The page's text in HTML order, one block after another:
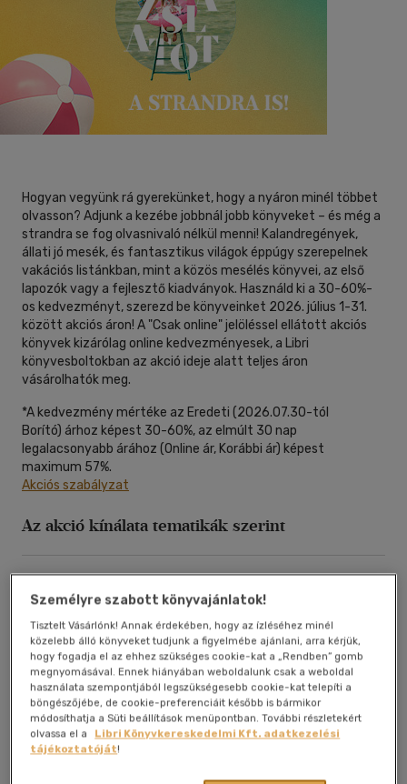
Hogyan vegyünk rá gyerekünket, hogy a nyáron minél többet
olvasson? Adjunk a kezébe jobbnál jobb könyveket – és még a
strandra se fog olvasnivaló nélkül menni! Kalandregények,
állati jó mesék, és fantasztikus világok éppúgy szerepelnek
vakációs listánkban, mint a közös mesélés könyvei, az első
lapozók vagy a fejlesztő kiadványok. Használd ki a 30-60%-
os kedvezményt, szerezd be könyveinket 2026. július 1-31.
között akciós áron! A "Csak online" jelöléssel ellátott akciós
könyvek kizárólag online kedvezményesek, a Libri
könyvesboltokban az akció ideje alatt teljes áron
vásárolhatók meg.
*A kedvezmény mértéke az Eredeti (2026.07.30-tól
Borító) árhoz képest 30-60%, az elmúlt 30 nap
legalacsonyabb árához (Online ár, Korábbi ár) képest
maximum 57%.
Akciós szabályzat
Az akció kínálata tematikák szerint
Kifestők, foglalkoztatók
Mesék leporellók
Ifjúsági irodalom
Young adult könyvek
Ismeretterjesztők
Teljes lista
Az akció teljes kínálata
mind(59)
(334)
6 -10 év
(141)
10 - 14 év (100)
14 - 18 év(30)
Felnőtt(18)
Nyelv szerint
Magyar(629)
Angol(1)
Alkalmaz
40 db / oldal
Alkalmaz
Személyre szabott könyvajánlatok!
Tisztelt Vásárlónk! Annak érdekében, hogy az ízléséhez minél
közelebb álló könyveket tudjunk a figyelmébe ajánlani, arra kérjük,
hogy fogadja el az ehhez szükséges cookie-kat a „Rendben” gomb
megnyomásával. Ennek hiányában weboldalunk csak a weboldal
használata szempontjából legszükségesebb cookie-kat telepíti a
böngészőjébe, de cookie-preferenciáit később is bármikor
módosíthatja a Süti beállítások menüpontban. További részletekért
olvassa el a
Libri Könyvkereskedelmi Kft. adatkezelési
tájékoztatóját!